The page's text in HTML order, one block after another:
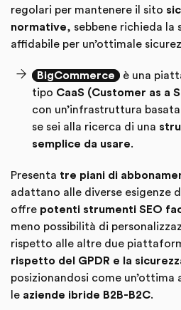
regolari per mantenere il sito
normative, sebbene richieda la
affidabile per un’ottimale
BigCommerce
è una
tipo CaaS (Customer as a
con un’infrastruttura basata
se sei alla ricerca di una
semplice da usare.
Presenta tre piani di
adattano alle diverse esigenze
offre potenti strumenti SEO
meno possibilità di
rispetto alle altre due
rispetto del GPDR e la
posizionandosi come un’ottima
le aziende ibride B2B-B2C.